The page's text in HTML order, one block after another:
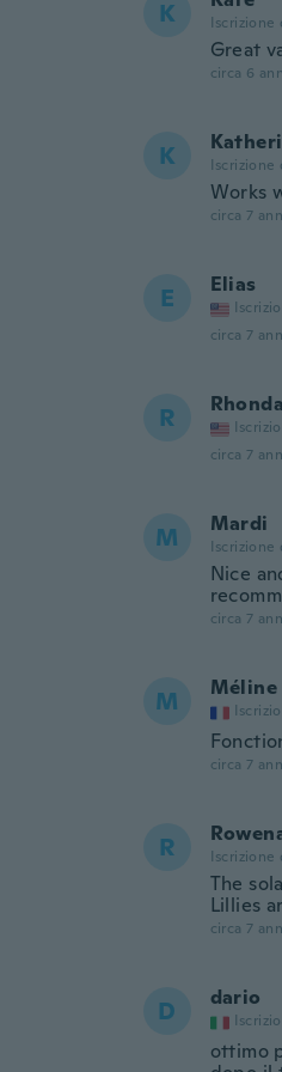
K Iscrizione
Great
circa 6
K Iscrizione
Works
circa 7
E Elias
circa 7
R
circa 7
M Mardi
Iscrizione
Nice
circa 7
M Méline
circa 7
R Iscrizione
The
Lillies
circa 7
D dario
ottimo